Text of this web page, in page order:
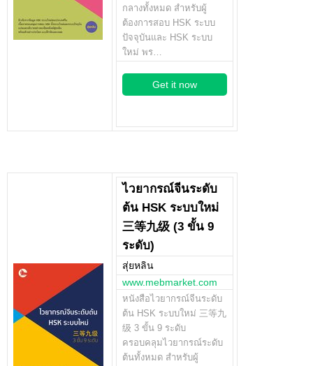
กลางทั้งหมด สำหรับผู้
ต้องการสอบ HSK ระบบ
ปัจจุบันและ HSK ระบบ
ใหม่ พร…
Get it now
ไวยากรณ์จีนระดับ
ต้น HSK ระบบใหม่
三等九级 (3 ขั้น 9
ระดับ)
สุ่ยหลิน
www.mebmarket.com
หนังสือไวยากรณ์จีนระดับ
ต้น HSK ระบบใหม่ 三等九
级 3 ขั้น 9 ระดับ
ครอบคลุมไวยากรณ์ระดับ
ต้นทั้งหมด สำหรับผู้